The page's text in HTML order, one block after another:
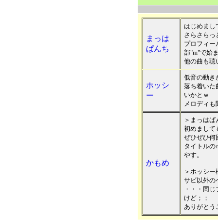
まっは
ぱんち
はじめまし
さらさらっ
プロフィー
部"m"で始
他の曲も聴
ホッシ
ー
低音の動き
落ち着いた
いかとｗ
メロディ
かもめ
＞まっはぱ
初めまして
ぜひぜひ何
タイトルの
やす。
＞ホッシー
サビ以外の
・・・同
けど；；
ありがとう